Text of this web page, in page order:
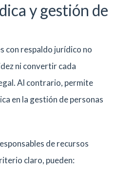
y gestión de
con respaldo jurídico no
ni convertir cada
Al contrario, permite
en la gestión de personas
de recursos
claro, pueden: